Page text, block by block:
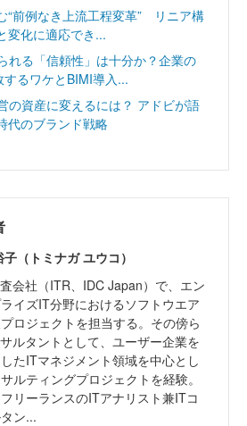
“前例なき上流工程変革” リニア構
変化に適応でき...
れる「信頼性」は十分か？企業の
るワケとBIMI導入...
の資産に変えるには？ アドビが語
代のブランド戦略
（トミナガ ユウコ）
会社（ITR、IDC Japan）で、エン
イズIT分野におけるソフトウエア
ロジェクトを担当する。その傍ら
ルタントとして、ユーザー企業を
たITマネジメント領域を中心とし
ルティングプロジェクトを経験。
リーランスのITアナリスト兼ITコ
ン...